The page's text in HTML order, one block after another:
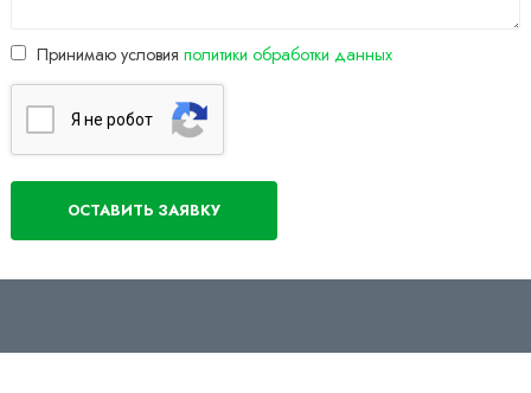
Принимаю условия политики обработки данных
Я нe poбoт